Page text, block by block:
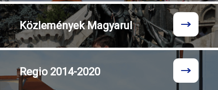
KözleményekMagyarul
Regio 2014-2020